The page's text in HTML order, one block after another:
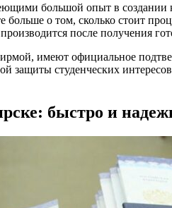
большой опыт в создании
о том, сколько стоит
после получения
имеют официальное
защиты студенческих
быстро и